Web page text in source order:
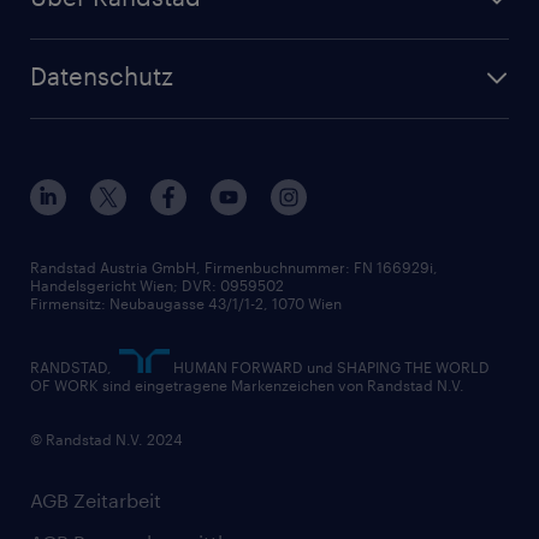
HR-Portal
Unsere Historie
Datenschutz
Nutzungsbestimmungen
Widerrufsformular
AGB Zeitarbeit
Randstad Austria GmbH, Firmenbuchnummer: FN 166929i,
Handelsgericht Wien; DVR: 0959502
Firmensitz: Neubaugasse 43/1/1-2, 1070 Wien
RANDSTAD,
HUMAN FORWARD und SHAPING THE WORLD
OF WORK sind eingetragene Markenzeichen von Randstad N.V.
© Randstad N.V. 2024